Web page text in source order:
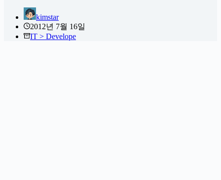
kimstar
2012년 7월 16일
IT > Develope